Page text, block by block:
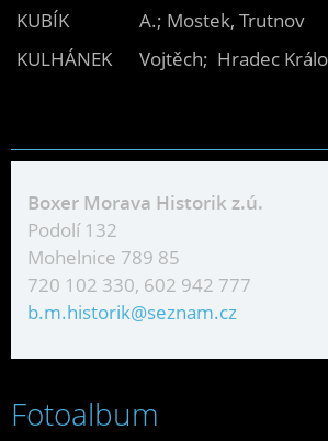
KUBÍK
A.; Mostek, Trutnov
KULHÁNEK
Vojtěch; Hradec
Boxer Morava Historik z.ú.
Podolí 132
Mohelnice 789 85
720 102 330, 602 942 777
b.m.historik@seznam.cz
Fotoalbum